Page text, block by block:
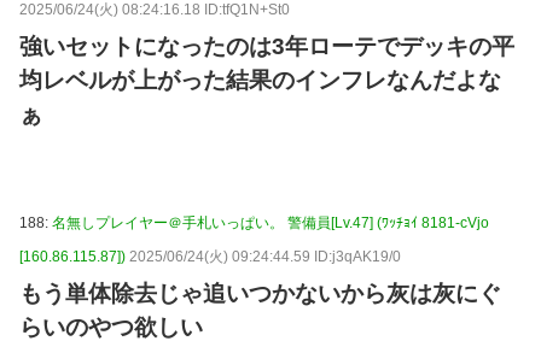
2025/06/24(火) 08:24:16.18 ID:tfQ1N+St0
強いセットになったのは3年ローテでデッキの平
均レベルが上がった結果のインフレなんだよな
ぁ
188: 名無しプレイヤー＠手札いっぱい。 警備員[Lv.47] (ﾜｯﾁｮｲ 8181-cVjo
[160.86.115.87]) 2025/06/24(火) 09:24:44.59 ID:j3qAK19/0
もう単体除去じゃ追いつかないから灰は灰にぐ
らいのやつ欲しい